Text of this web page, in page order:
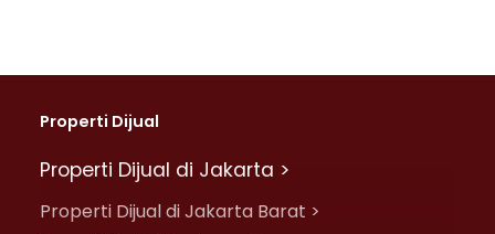
Properti Dijual
Properti Dijual di Jakarta >
Properti Dijual di Jakarta Barat >